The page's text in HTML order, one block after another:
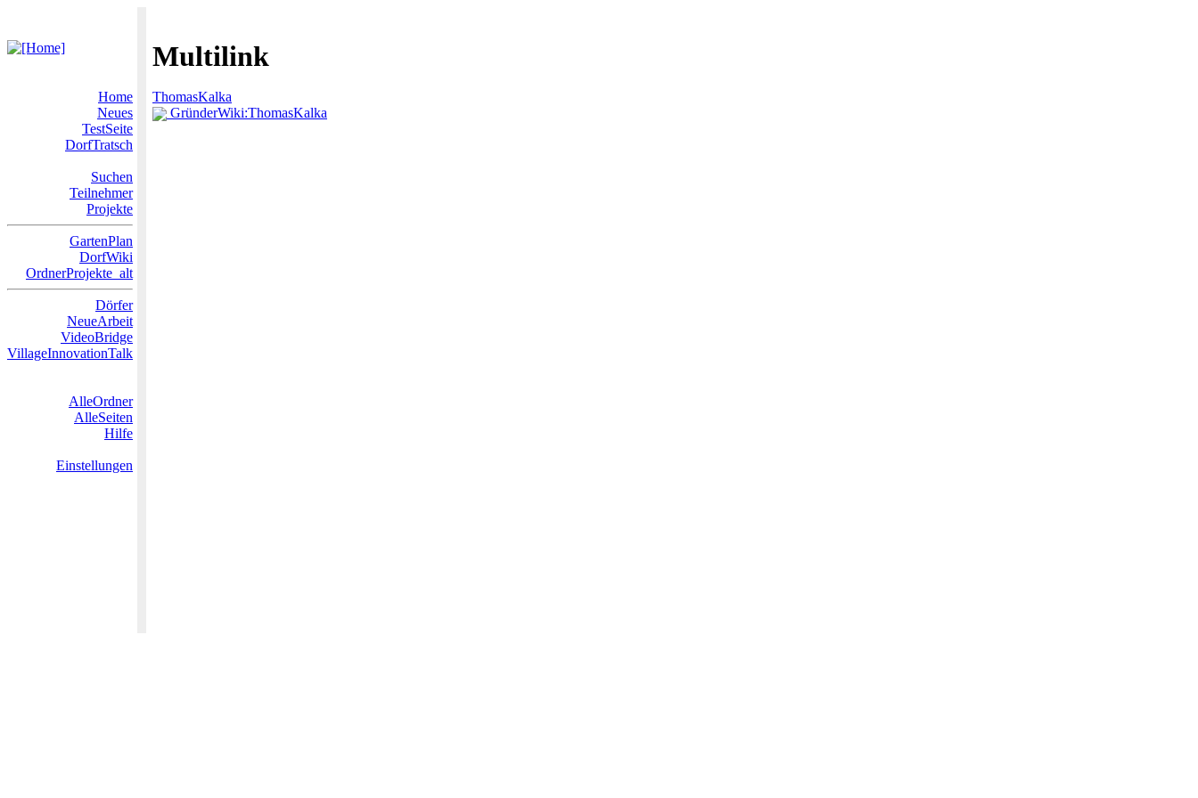
Multilink
Home
Neues
TestSeite
DorfTratsch
Suchen
Teilnehmer
Projekte
GartenPlan
DorfWiki
OrdnerProjekte_alt
Dörfer
NeueArbeit
VideoBridge
VillageInnovationTalk
AlleOrdner
AlleSeiten
Hilfe
Einstellungen
ThomasKalka
GründerWiki:ThomasKalka